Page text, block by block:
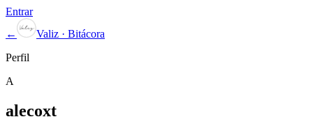
Entrar
←
Valiz · Bitácora
Perfil
A
alecoxt